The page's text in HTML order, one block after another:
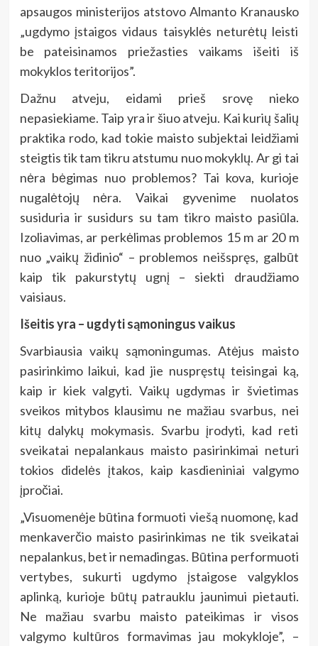
apsaugos ministerijos atstovo Almanto Kranausko
„ugdymo įstaigos vidaus taisyklės neturėtų leisti
be pateisinamos priežasties vaikams išeiti iš
mokyklos teritorijos”.
Dažnu atveju, eidami prieš srovę nieko
nepasiekiame. Taip yra ir šiuo atveju. Kai kurių šalių
praktika rodo, kad tokie maisto subjektai leidžiami
steigtis tik tam tikru atstumu nuo mokyklų. Ar gi tai
nėra bėgimas nuo problemos? Tai kova, kurioje
nugalėtojų nėra. Vaikai gyvenime nuolatos
susiduria ir susidurs su tam tikro maisto pasiūla.
Izoliavimas, ar perkėlimas problemos 15 m ar 20 m
nuo „vaikų židinio“ – problemos neišspręs, galbūt
kaip tik pakurstytų ugnį – siekti draudžiamo
vaisiaus.
Išeitis yra – ugdyti sąmoningus vaikus
Svarbiausia vaikų sąmoningumas. Atėjus maisto
pasirinkimo laikui, kad jie nuspręstų teisingai ką,
kaip ir kiek valgyti. Vaikų ugdymas ir švietimas
sveikos mitybos klausimu ne mažiau svarbus, nei
kitų dalykų mokymasis. Svarbu įrodyti, kad reti
sveikatai nepalankaus maisto pasirinkimai neturi
tokios didelės įtakos, kaip kasdieniniai valgymo
įpročiai.
„Visuomenėje būtina formuoti viešą nuomonę, kad
menkaverčio maisto pasirinkimas ne tik sveikatai
nepalankus, bet ir nemadingas. Būtina performuoti
vertybes, sukurti ugdymo įstaigose valgyklos
aplinką, kurioje būtų patrauklu jaunimui pietauti.
Ne mažiau svarbu maisto pateikimas ir visos
valgymo kultūros formavimas jau mokykloje”, –